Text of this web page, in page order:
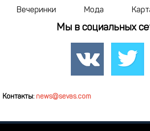
Вечеринки
Мода
Мы в социальных
Контакты: news@sevas.com